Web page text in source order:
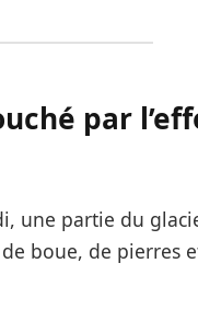
par
une partie du
boue, de pierres